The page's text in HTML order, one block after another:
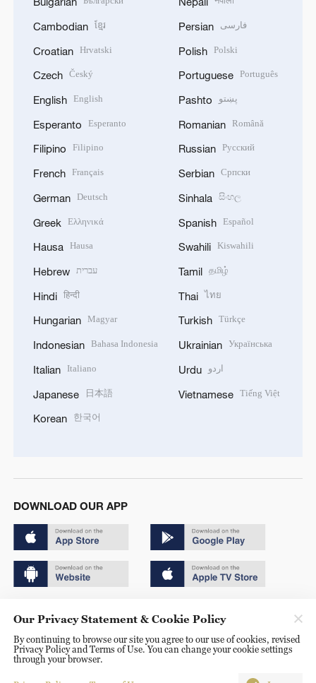
Cambodian ខ្មែរ
Croatian Hrvatski
Czech Český
English English
Esperanto Esperanto
Filipino Filipino
French Français
German Deutsch
Greek Ελληνικά
Hausa Hausa
Hebrew עברית
Hindi हिन्दी
Hungarian Magyar
Indonesian Bahasa Indonesia
Italian Italiano
Japanese 日本語
Korean 한국어
Persian فارسی
Polish Polski
Portuguese Português
Pashto پښتو
Romanian Română
Russian Русский
Serbian Српски
Sinhala සිංහල
Spanish Español
Swahili Kiswahili
Tamil தமிழ்
Thai ไทย
Turkish Türkçe
Ukrainian Українська
Urdu اردو
Vietnamese Tiếng Việt
DOWNLOAD OUR APP
京ICP备20000184号
京公网安备 11010502050052号
Disinformation report hotline: 010-85061466
Our Privacy Statement & Cookie Policy
By continuing to browse our site you agree to our use of cookies, revised
Privacy Policy and Terms of Use. You can change your cookie settings
through your browser.